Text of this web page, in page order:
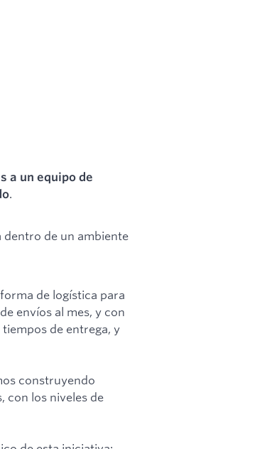
a un equipo de
.
de un ambiente
de logística para
envíos al mes, y con
de entrega, y
construyendo
con los niveles de